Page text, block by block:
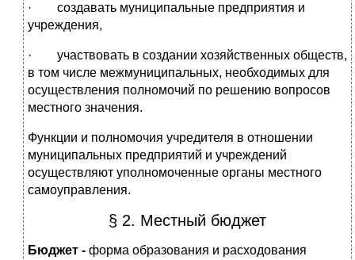
· создавать муниципальные предприятия и
учреждения,
· участвовать в создании хозяйственных обществ,
в том числе межмуниципальных, необходимых для
осуществления полномочий по решению вопросов
местного значения.
Функции и полномочия учредителя в отношении
муниципальных предприятий и учреждений
осуществляют уполномоченные органы местного
самоуправления.
§ 2. Местный бюджет
Бюджет - форма образования и расходования